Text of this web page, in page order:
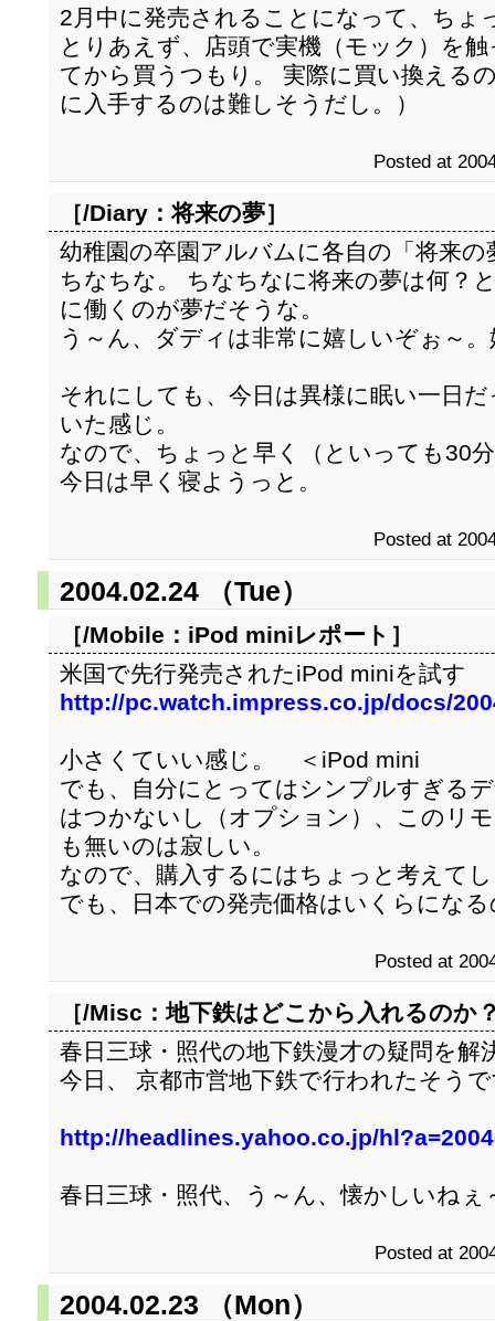
2月中に発売されることになって、ちょ
とりあえず、店頭で実機（モック）を
てから買うつもり。 実際に買い換える
に入手するのは難しそうだし。）
Posted at
［/Diary：将来の夢］
幼稚園の卒園アルバムに各自の「将来
ちなちな。 ちなちなに将来の夢は何？
に働くのが夢だそうな。
う～ん、ダディは非常に嬉しいぞぉ～
それにしても、今日は異様に眠い一日
いた感じ。
なので、ちょっと早く（といっても30
今日は早く寝ようっと。
Posted at
2004.02.24 （Tue）
［/Mobile： iPod miniレポート ］
米国で先行発売されたiPod miniを試す
http://pc.watch.impress.co.jp/docs/
小さくていい感じ。 ＜iPod mini
でも、自分にとってはシンプルすぎる
はつかないし（オプション）、このリ
も無いのは寂しい。
なので、購入するにはちょっと考えて
でも、日本での発売価格はいくらにな
Posted at
［/Misc：地下鉄はどこから入れるのか
春日三球・照代の地下鉄漫才の疑問を解
今日、 京都市営地下鉄で行われたそう
http://headlines.yahoo.co.jp/
春日三球・照代、う～ん、懐かしいねぇ
Posted at
2004.02.23 （Mon）